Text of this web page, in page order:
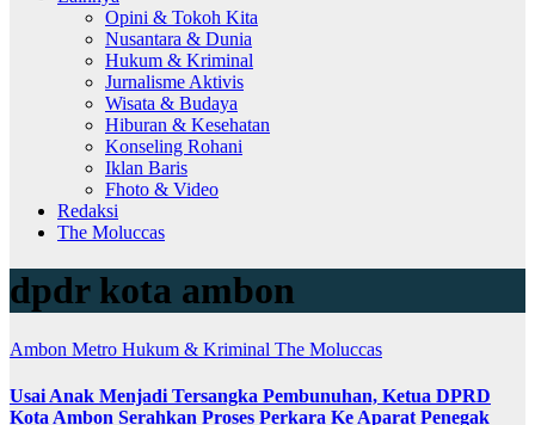
Opini & Tokoh Kita
Nusantara & Dunia
Hukum & Kriminal
Jurnalisme Aktivis
Wisata & Budaya
Hiburan & Kesehatan
Konseling Rohani
Iklan Baris
Fhoto & Video
Redaksi
The Moluccas
dpdr kota ambon
Ambon Metro Hukum & Kriminal The Moluccas
Usai Anak Menjadi Tersangka Pembunuhan, Ketua DPRD
Kota Ambon Serahkan Proses Perkara Ke Aparat Penegak